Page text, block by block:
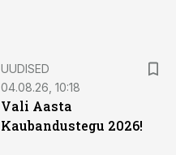
UUDISED
04.08.26, 10:18
Vali Aasta
Kaubandustegu 2026!